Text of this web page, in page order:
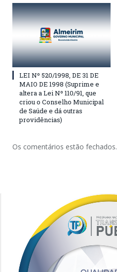
LEI Nº 520/1998, DE 31 DE
MAIO DE 1998 (Suprime e
altera a Lei Nº 110/91, que
criou o Conselho Municipal
de Saúde e dá outras
providências)
Os comentários estão fechados.